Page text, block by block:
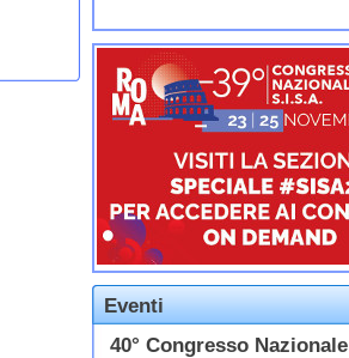
Eventi
40° Congresso Nazionale